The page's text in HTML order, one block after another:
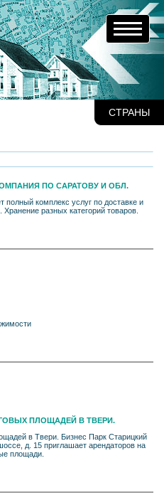
СТРАНЫ
ПО САРАТОВУ И ОБЛ.
полный комплекс услуг по доставке и
разных категорий товаров.
ПЛОЩАДЕЙ В ТВЕРИ.
в Твери. Бизнес Парк Старицкий
д. 15 приглашает арендаторов на
площади.